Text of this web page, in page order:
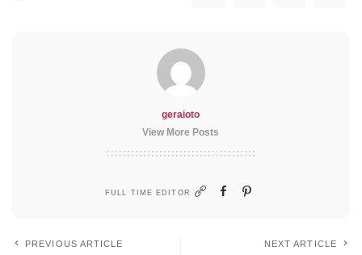
geraioto
View More Posts
FULL TIME EDITOR
PREVIOUS ARTICLE NEXT ARTICLE